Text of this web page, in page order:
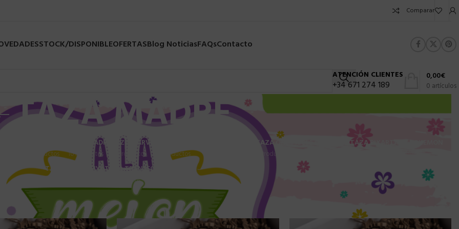
Comparar
STOCK/DISPONIBLEOFERTASBlog NoticiasFAQsContacto
ATENCIÓN CLIENTES
+34 671 274 189 0 artículos
0,00€
TAZA MADRE
1
13 Productos
TAZA MADRE
10 Productos
TAZA MARVEL
12 Productos 4 Productos
TAZA ONE PIECE
4 Productos
TAZA PIXAR
TAZA SAINT SEIYATAZA TRANSFORMERS
35 Productos
Mostrar 24